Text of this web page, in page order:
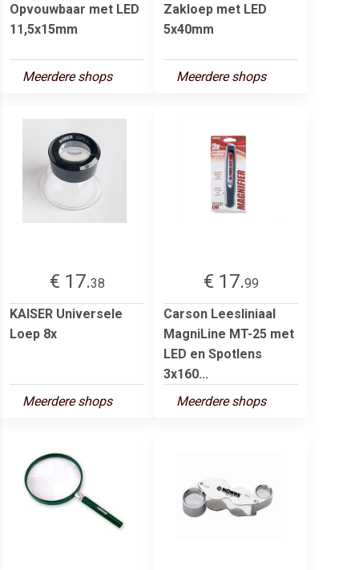
Opvouwbaar met LED
11,5x15mm
Meerdere shops
Zakloep met LED
5x40mm
Meerdere shops
€ 17.38
KAISER Universele
Loep 8x
Meerdere shops
€ 17.99
Carson Leesliniaal
MagniLine MT-25 met
LED en Spotlens
3x160...
Meerdere shops